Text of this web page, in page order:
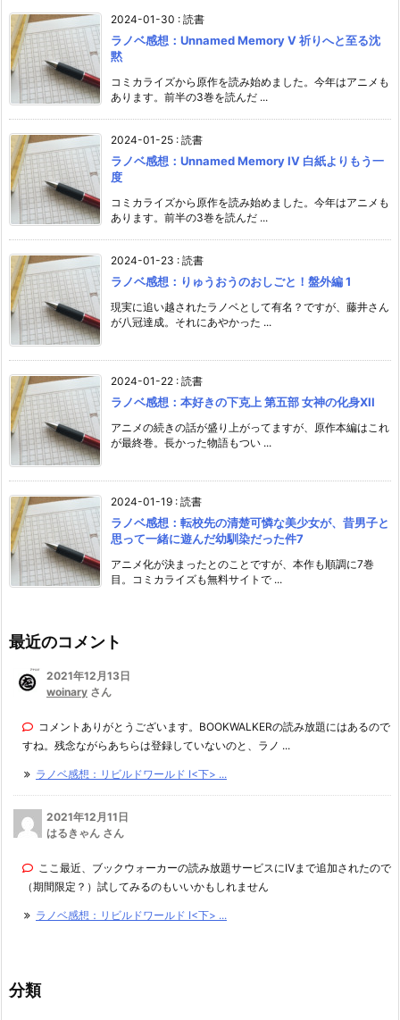
2024-01-30 : 読書
ラノベ感想：Unnamed Memory V 祈りへと至る沈
黙
コミカライズから原作を読み始めました。今年はアニメも
あります。前半の3巻を読んだ ...
2024-01-25 : 読書
ラノベ感想：Unnamed Memory IV 白紙よりもう一
度
コミカライズから原作を読み始めました。今年はアニメも
あります。前半の3巻を読んだ ...
2024-01-23 : 読書
ラノベ感想：りゅうおうのおしごと！盤外編 1
現実に追い越されたラノベとして有名？ですが、藤井さん
が八冠達成。それにあやかった ...
2024-01-22 : 読書
ラノベ感想：本好きの下克上 第五部 女神の化身XII
アニメの続きの話が盛り上がってますが、原作本編はこれ
が最終巻。長かった物語もつい ...
2024-01-19 : 読書
ラノベ感想：転校先の清楚可憐な美少女が、昔男子と
思って一緒に遊んだ幼馴染だった件7
アニメ化が決まったとのことですが、本作も順調に7巻
目。コミカライズも無料サイトで ...
最近のコメント
2021年12月13日
woinary さん
コメントありがとうございます。BOOKWALKERの読み放題にはあるので
すね。残念ながらあちらは登録していないのと、ラノ ...
ラノベ感想：リビルドワールド I<下> ...
2021年12月11日
はるきゃん さん
ここ最近、ブックウォーカーの読み放題サービスにⅣまで追加されたので
（期間限定？）試してみるのもいいかもしれません
ラノベ感想：リビルドワールド I<下> ...
分類